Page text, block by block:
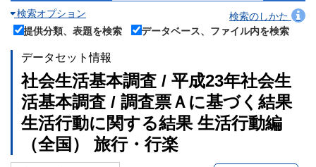
検索オプション
検索のしかた
提供分類、表題を検索
データベース、ファイル内を検索
データセット情報
社会生活基本調査 / 平成23年社会生
活基本調査 / 調査票Ａに基づく結果
生活行動に関する結果 生活行動編
（全国） 旅行・行楽